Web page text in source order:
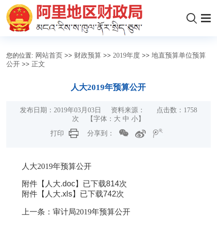
您的位置: 网站首页 >> 财政预算 >> 2019年度 >>地直预算单位预算
公开 >> 正文
人大2019年预算公开
发布日期：2019年03月03日 资料来源： 点击数： 1758
次
【字体： 大 中 小】
打印
分享到：
人大2019年预算公开
附件【 人大.doc】已下载814次
附件【 人大.xls】已下载742次
上一条：审计局2019年预算公开